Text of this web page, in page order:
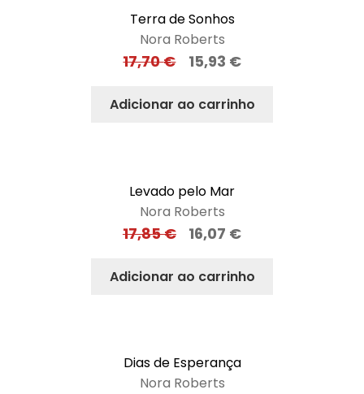
Terra de Sonhos
Nora Roberts
17,70€ 15,93 €
Adicionar ao carrinho
Levado pelo Mar
Nora Roberts
17,85€ 16,07 €
Adicionar ao carrinho
Dias de Esperança
Nora Roberts